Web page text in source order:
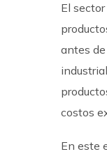
El
antes
costos
En este